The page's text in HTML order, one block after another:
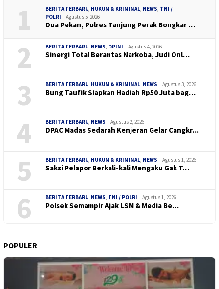
1 BERITA TERBARU, HUKUM & KRIMINAL, NEWS, TNI /
POLRI
Agustus 5, 2026
Dua Pekan, Polres Tanjung Perak Bongkar …
2 BERITA TERBARU, NEWS, OPINI Agustus 4, 2026
Sinergi Total Berantas Narkoba, Judi Onl…
3 BERITA TERBARU, HUKUM & KRIMINAL, NEWS Agustus 3, 2026
Bung Taufik Siapkan Hadiah Rp50 Juta bag…
4 BERITA TERBARU, NEWS Agustus 2, 2026
DPAC Madas Sedarah Kenjeran Gelar Cangkr…
5 BERITA TERBARU, HUKUM & KRIMINAL, NEWS Agustus 1, 2026
Saksi Pelapor Berkali-kali Mengaku Gak T…
6 BERITA TERBARU, NEWS, TNI / POLRI Agustus 1, 2026
Polsek Semampir Ajak LSM & Media Be…
POPULER